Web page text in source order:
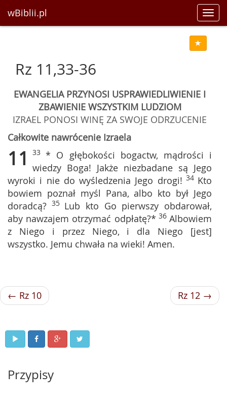
wBiblii.pl
Rz 11,33-36
EWANGELIA PRZYNOSI USPRAWIEDLIWIENIE I
ZBAWIENIE WSZYSTKIM LUDZIOM
IZRAEL PONOSI WINĘ ZA SWOJE ODRZUCENIE
Całkowite nawrócenie Izraela
11 33* O głębokości bogactw, mądrości i
wiedzy Boga! Jakże niezbadane są Jego
wyroki i nie do wyśledzenia Jego drogi! 34 Kto
bowiem poznał myśl Pana, albo kto był Jego
doradcą? 35 Lub kto Go pierwszy obdarował,
aby nawzajem otrzymać odpłatę?* 36 Albowiem
z Niego i przez Niego, i dla Niego [jest]
wszystko. Jemu chwała na wieki! Amen.
← Rz 10 Rz 12 →
Przypisy